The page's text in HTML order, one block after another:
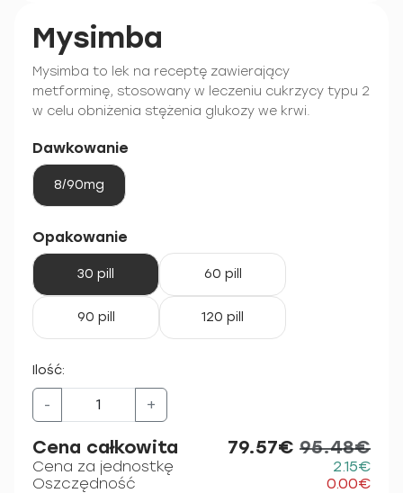
Mysimba
Mysimba to lek na receptę zawierający
metforminę, stosowany w leczeniu cukrzycy typu 2
w celu obniżenia stężenia glukozy we krwi.
Dawkowanie
8/90mg
Opakowanie
30 pill 60 pill
90 pill 120 pill
Ilość:
- +
Cena całkowita 79.57€ 95.48€
Cena za jednostkę
2.15€
Oszczędność
0.00€